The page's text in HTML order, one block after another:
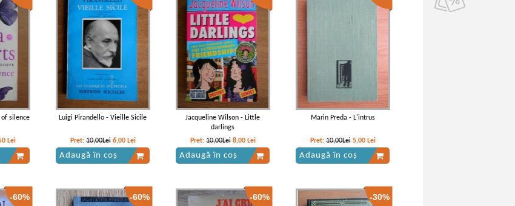
of silence
Lei
Luigi Pirandello - Vieille Sicile
Pret:10,00Lei 6,00 Lei
Adaugă în coș
Jacqueline Wilson - Little
darlings
Pret:10,00Lei 8,00 Lei
Adaugă în coș
Marin Preda - L'intrus
Pret:10,00Lei 5,00 Lei
Adaugă în coș
-60% -60% -60% -30%